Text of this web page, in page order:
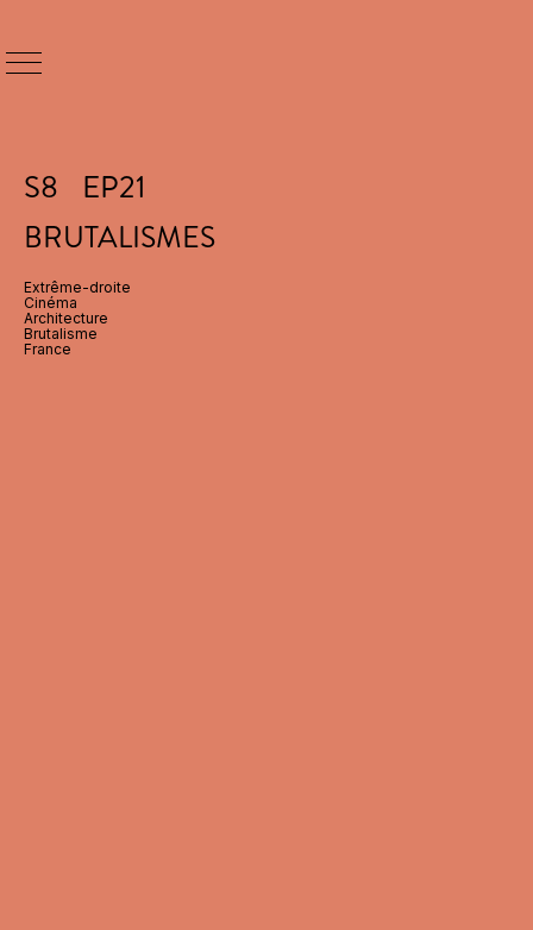
S8 EP21
BRUTALISMES
Extrême-droite
Cinéma
Architecture
Brutalisme
France